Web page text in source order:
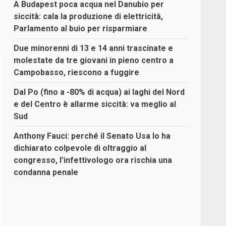
A Budapest poca acqua nel Danubio per
siccità: cala la produzione di elettricità,
Parlamento al buio per risparmiare
Due minorenni di 13 e 14 anni trascinate e
molestate da tre giovani in pieno centro a
Campobasso, riescono a fuggire
Dal Po (fino a -80% di acqua) ai laghi del Nord
e del Centro è allarme siccità: va meglio al
Sud
Anthony Fauci: perché il Senato Usa lo ha
dichiarato colpevole di oltraggio al
congresso, l’infettivologo ora rischia una
condanna penale